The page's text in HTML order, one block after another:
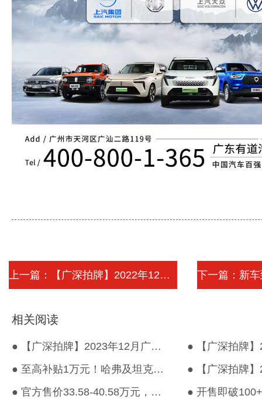
上一篇：【广深拍牌】2022年12月广深车牌...
相关阅读
● 【广深拍牌】2023年12月广深车牌竞价结果出炉！
● 至高补贴1万元！哈弗及坦克多款车型在内，广州汽车“以旧换新”...
● 官方售价33.58-40.58万元，魏牌高山MPV正式上市！